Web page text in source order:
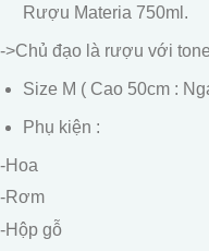
Rượu Materia 750ml.
->Chủ đạo là rượu với
Size M ( Cao 50cm :
Phụ kiện :
-Hoa
-Rơm
-Hộp gỗ